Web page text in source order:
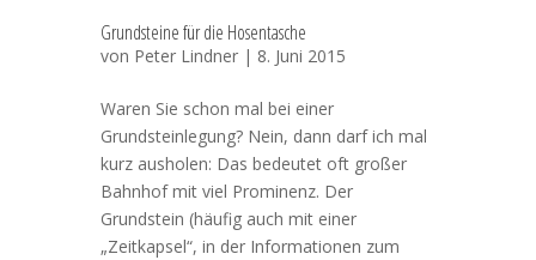
Grundsteine für die Hosentasche
von Peter Lindner | 8. Juni 2015
Waren Sie schon mal bei einer
Grundsteinlegung? Nein, dann darf ich mal
kurz ausholen: Das bedeutet oft großer
Bahnhof mit viel Prominenz. Der
Grundstein (häufig auch mit einer
„Zeitkapsel“, in der Informationen zum